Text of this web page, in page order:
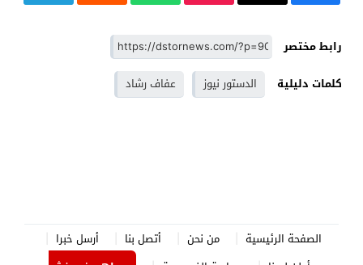
رابط مختصر
كلمات دليلية
الدستور نيوز عفاف رشاد
الصفحة الرئيسية من نحن أتصل بنا
أرسل خبرا